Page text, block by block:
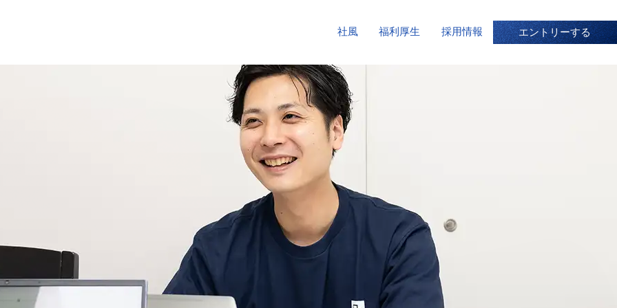
ナ
ー
シ
ョ
ン
社風 福利厚生 採用情報 エントリーする